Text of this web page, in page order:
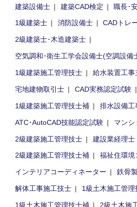
建築設備士 建築CAD検定
職長･
1級建築士
消防設備士
CADトレ
2級建築士･木造建築士
空気調和･衛生工学会設備士(空調設備
1級建築施工管理技士
給水装置工
宅地建物取引士
CAD実務認定試験
1級建築施工管理技士補
排水設備
ATC･AutoCAD技能認定試験
マン
2級建築施工管理技士
建設業経理士
2級建築施工管理技士補
福祉住環
インテリアコーディネーター
鉄骨
解体工事施工技士
1級土木施工管理
1級土木施工管理技士補
2級土木施